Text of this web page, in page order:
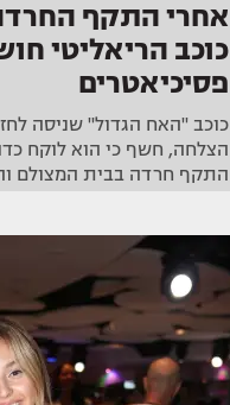
אחרי התקף
כוכב הריאליטי
פסיכיאטרים
כוכב "האח הגדול" שניסה
הצלחה, חשף כי הוא לוקח
התקף חרדה בבית המצולם